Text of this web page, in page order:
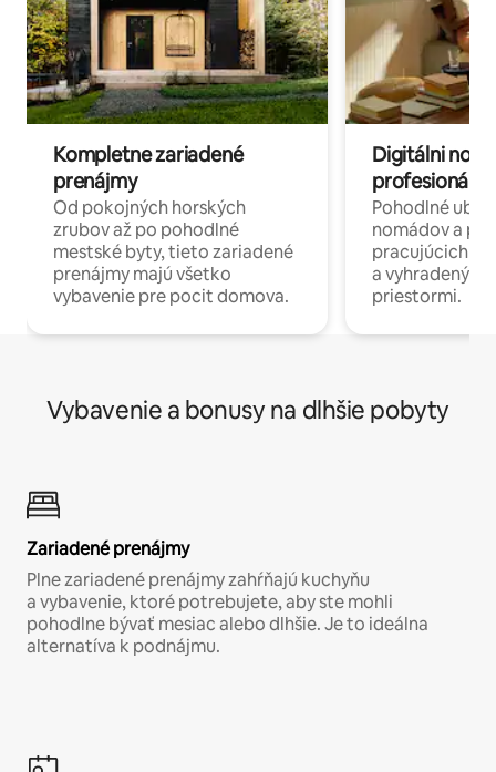
Kompletne zariadené
prenájmy
Od pokojných horských
zrubov až po pohodlné
mestské byty, tieto zariadené
prenájmy majú všetko
vybavenie pre pocit domova.
Digitálni
profesionáli
Pohodlné
nomádov a
pracujúcich
a
priestormi.
Vybavenie a bonusy na dlhšie pobyty
Zariadené prenájmy
Plne zariadené prenájmy zahŕňajú kuchyňu
a vybavenie, ktoré potrebujete, aby ste mohli
pohodlne bývať mesiac alebo dlhšie. Je to ideálna
alternatíva k podnájmu.